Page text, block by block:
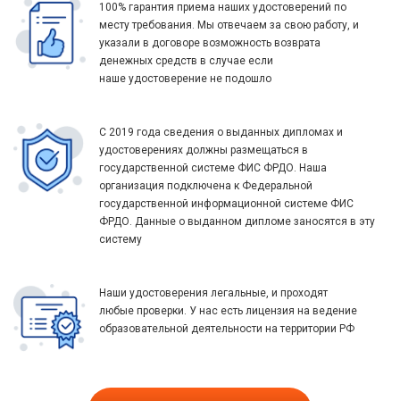
100% гарантия приема наших удостоверений по
месту требования. Мы отвечаем за свою работу, и
указали в договоре возможность возврата
денежных средств в случае если
наше удостоверение не подошло
С 2019 года сведения о выданных дипломах и
удостоверениях должны размещаться в
государственной системе ФИС ФРДО. Наша
организация подключена к Федеральной
государственной информационной системе ФИС
ФРДО. Данные о выданном дипломе заносятся в эту
систему
Наши удостоверения легальные, и проходят
любые проверки. У нас есть лицензия на ведение
образовательной деятельности на территории РФ